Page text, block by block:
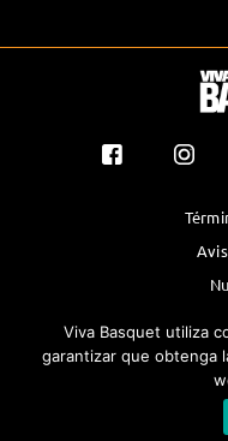
®TODOS LOS
Viva Basquet utiliza
garantizar que obtenga